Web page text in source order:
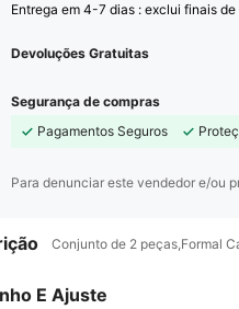
Entrega em 4-7 dias : exclui finais
Devoluções Gratuitas
Segurança de compras
Pagamentos Seguros
Para denunciar este vendedor e/ou
Conjunto de 2 peças,Formal
E Ajuste
4,80